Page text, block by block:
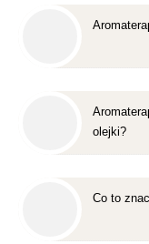
olejki?
Co to